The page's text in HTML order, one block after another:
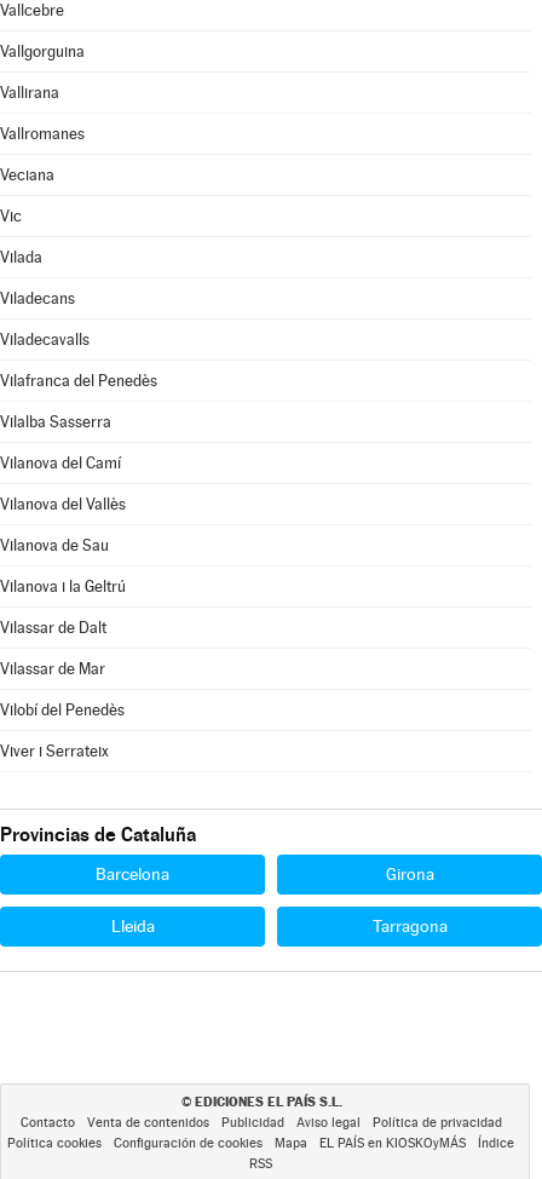
Vallcebre
Vallgorguina
Vallirana
Vallromanes
Veciana
Vic
Vilada
Viladecans
Viladecavalls
Vilafranca del Penedès
Vilalba Sasserra
Vilanova del Camí
Vilanova del Vallès
Vilanova de Sau
Vilanova i la Geltrú
Vilassar de Dalt
Vilassar de Mar
Vilobí del Penedès
Viver i Serrateix
Provincias de Cataluña
Barcelona Girona
Lleida Tarragona
© EDICIONES EL PAÍS S.L.
Contacto Venta de contenidos Publicidad Aviso legal
Política de privacidad
Política cookies
Configuración de cookies Mapa EL PAÍS en KIOSKOyMÁS
Índice
RSS